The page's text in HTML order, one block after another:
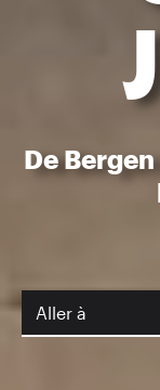
De
Aller à